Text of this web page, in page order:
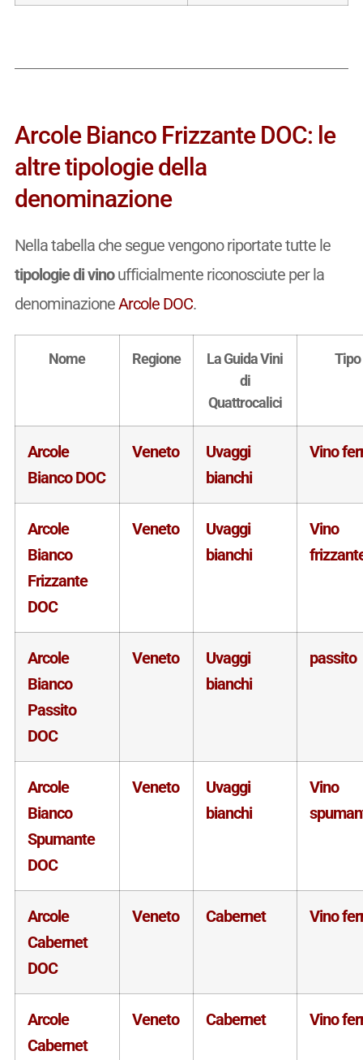
Arcole Bianco Frizzante DOC: le
altre tipologie della
denominazione
Nella tabella che segue vengono riportate tutte le
tipologie di vinoufficialmente riconosciute per la
denominazioneArcole DOC.
Nome Regione
La Guida Vini
di
Quattrocalici
Tipo
Arcole
Bianco DOC
Veneto
Uvaggi
bianchi
Vino
Arcole
Bianco
Frizzante
DOC
Veneto
Uvaggi
bianchi
Vino
Arcole
Bianco
Passito
DOC
Veneto
Uvaggi
bianchi
passito
Arcole
Bianco
Spumante
DOC
Veneto
Uvaggi
bianchi
Vino
Arcole
Cabernet
DOC
Veneto Cabernet Vino
Arcole
Cabernet
Veneto Cabernet Vino